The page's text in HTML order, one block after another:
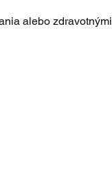
alebo zdravotnými